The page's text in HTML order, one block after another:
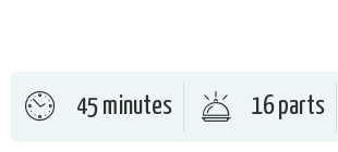
45 minutes 16 parts